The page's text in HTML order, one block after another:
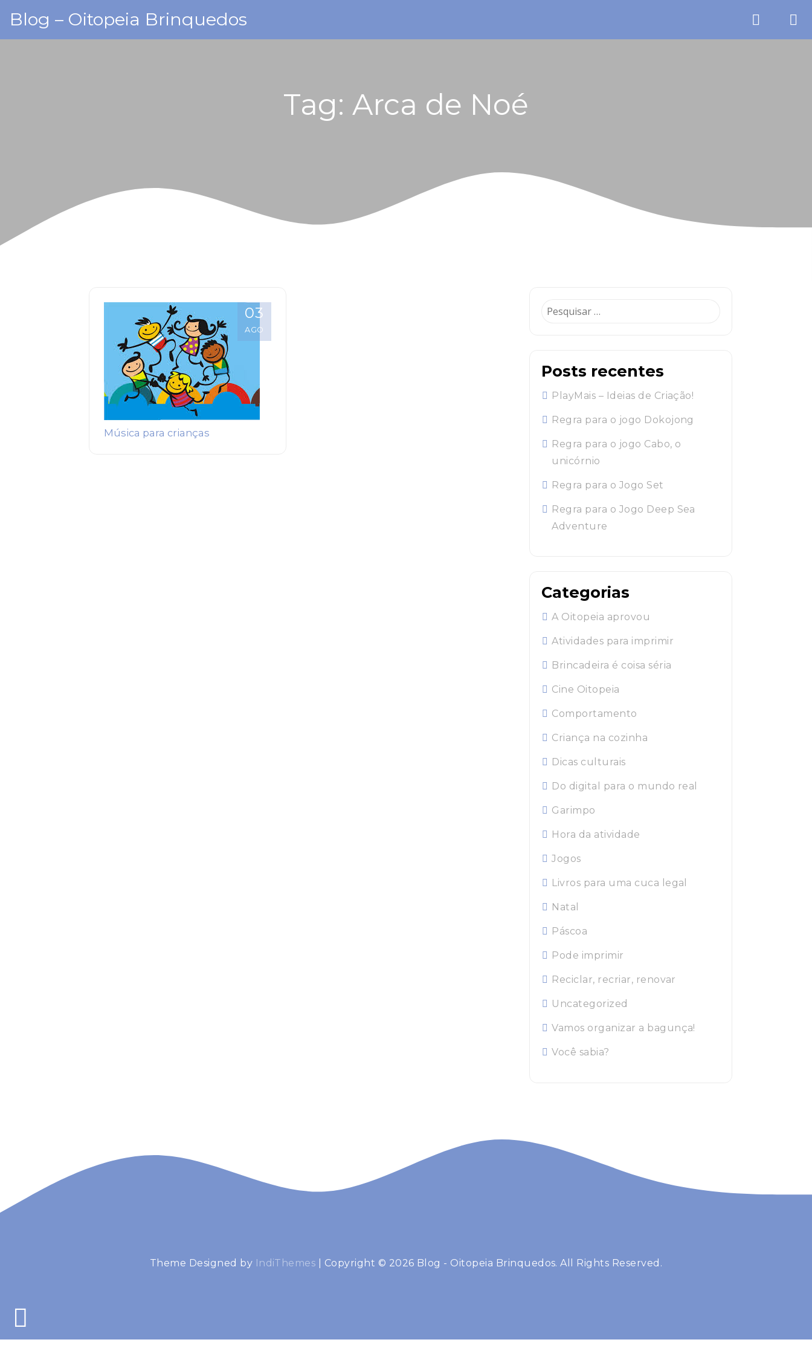
content
Blog – Oitopeia Brinquedos
Tag: Arca de Noé
03
AGO
Música para crianças
Pesquisar
Posts recentes
PlayMais – Ideias de Criação!
Regra para o jogo Dokojong
Regra para o jogo Cabo, o
unicórnio
Regra para o Jogo Set
Regra para o Jogo Deep Sea
Adventure
Categorias
A Oitopeia aprovou
Atividades para imprimir
Brincadeira é coisa séria
Cine Oitopeia
Comportamento
Criança na cozinha
Dicas culturais
Do digital para o mundo real
Garimpo
Hora da atividade
Jogos
Livros para uma cuca legal
Natal
Páscoa
Pode imprimir
Reciclar, recriar, renovar
Uncategorized
Vamos organizar a bagunça!
Você sabia?
Theme Designed by IndiThemes Copyright © 2026 Blog - Oitopeia Brinquedos. All Rights Reserved.